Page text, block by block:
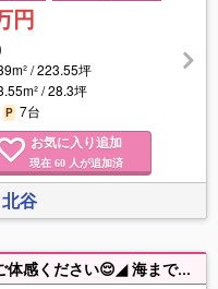
円
/ 223.55坪
/ 28.3坪
P 7台
お気に入り追加
現在 60人が追加済
谷
◤ ドローン空撮動画公開中‼ ぜひ、ご体感ください😌◢ 海まで歩いてすぐの立地が魅力の、恩納村仲泊にある2階建てオーシャンビューハウス。バルコニーからは海と空を一望でき、風通しも抜群。ゆったりとした間取りで、家族や友人とのんびり過ごせる空間が広がります。敷地内には駐車スペースが4台分あり、来客やセカンドハウス利用にも便利。周辺はリゾート感がありながらも静かな環境で、暮らしやすさも◎。米軍契約にも対応しているので、住居用としてはもちろん、収益物件としての活用もおすすめです。日々の喧騒を忘れ、ゆったりと流れる時間を楽しみたい方にぴったり。オンとオフのバランスがとれたこのロケーションで、あなただけの暮らしを始めてみませんか？🪸🫧🌿